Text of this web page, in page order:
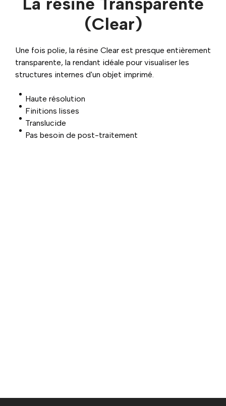
(Clear)
Une fois polie, la résine Clear est presque entièrement
transparente, la rendant idéale pour visualiser les
structures internes d'un objet imprimé.
Haute résolution
Finitions lisses
Translucide
Pas besoin de post-traitement